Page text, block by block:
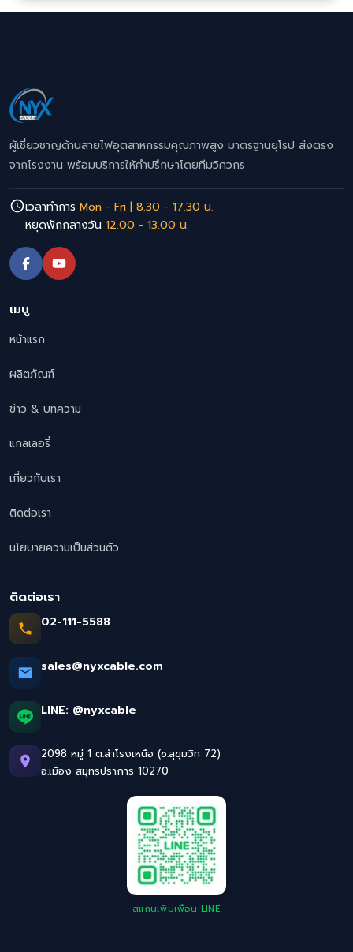
ผู้เชี่ยวชาญด้านสายไฟอุตสาหกรรมคุณภาพสูง มาตรฐานยุโรป ส่งตรง
จากโรงงาน พร้อมบริการให้คำปรึกษาโดยทีมวิศวกร
เวลาทำการ Mon - Fri | 8.30 - 17.30 น.
หยุดพักกลางวัน 12.00 - 13.00 น.
เมนู
หน้าแรก
ผลิตภัณฑ์
ข่าว & บทความ
แกลเลอรี่
เกี่ยวกับเรา
ติดต่อเรา
นโยบายความเป็นส่วนตัว
ติดต่อเรา
02-111-5588
sales@nyxcable.com
LINE: @nyxcable
2098 หมู่ 1 ต.สำโรงเหนือ (ซ.สุขุมวิท 72)
อ.เมือง สมุทรปราการ 10270
สแกนเพิ่มเพื่อน LINE